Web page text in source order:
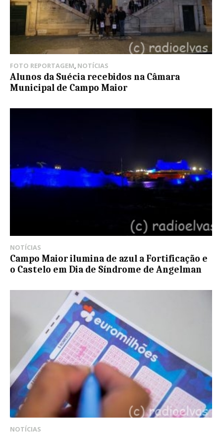
FOTO REPORTAGEM NOTÍCIAS
Alunos da Suécia recebidos na Câmara
Municipal de Campo Maior
NOTÍCIAS
Campo Maior ilumina de azul a Fortificação e
o Castelo em Dia de Síndrome de Angelman
NOTÍCIAS